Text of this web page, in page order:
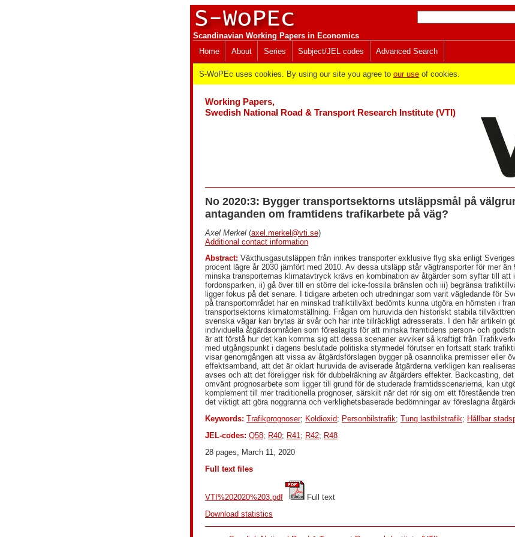
Scandinavian Working Papers in Economics
Home
About Series Subject/JEL codes Advanced Search
S-WoPEc uses cookies. By using our site you agree to our use of cookies.
Working Papers,
Swedish National Road & Transport Research Institute (VTI)
No 2020:3: Bygger transportsektorns utsläppsmål på
antaganden om framtidens trafikarbete på väg?
Axel Merkel (axel.merkel@vti.se)
Additional contact information
Abstract: Växthusgasutsläppen från inrikes transporter exklusive flyg ska enligt
procent lägre år 2030 jämfört med 2010. Av dessa utsläpp står vägtransporter för mer än
minska transporternas klimatavtryck krävs en kombination av åtgärder som syftar till att
fordonsparken, ii) gå över till en större del icke-fossila bränslen och iii) begränsa
ligger fokus på det senare. I tidigare arbeten och utredningar som varit vägledande för
på transportområdet har en minskad trafiktillväxt bedömts kunna utgöra en hörnsten i
transportsektorns klimatomställning. Frågan om huruvida den historiskt stabila
svenska vägar kan brytas är svår och har inte tillräckligt adresserats. I den här artikeln
individuella åtgärdsområden som föreslagits för att minska framtidens person- och
är att förstå hur det kan komma sig att dessa scenarier avviker så kraftigt från
med utgångspunkt i dagens beslutade politiska styrmedel förutser en fortsatt stark
visar genomgången att vissa av åtgärdsförslagen bygger på osannolika premisser eller
effektsamband, att det är oklart huruvida de aviserade åtgärderna verkligen kan
avses och att det föreligger risk för dubbelräkning av åtgärders effekter. Backcasting,
omvänt prognosarbete som ligger till grund för de studerade framtidsscenarierna, kan
komplement till mer traditionella prognoser, särskilt när det rör sig om ett förestående
det viktigt att göra noggranna och verklighetsbaserade bedömningar av föreslagna
Keywords: Trafikprognoser; Koldioxid; Personbilstrafik; Tung lastbilstrafik; Hållbar
JEL-codes: Q58; R40; R41 ; R42; R48
28 pages, March 11, 2020
Full text files
VTI%202020%203.pdf
Full text
Download statistics